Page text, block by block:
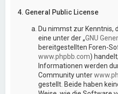
4. General Public License
Du nimmst zur Kenntnis,
eine unter der „GNU
bereitgestellten Foren-
www.phpbb.com)
Informationen werden
Community unter
gestellt. Beide haben